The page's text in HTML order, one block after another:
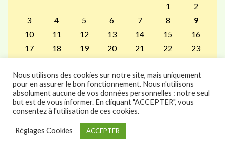
1
2
3
4 5 6 7 8
9
10
11 12 13 14 15
16
17
18 19 20 21 22
23
31
« Juil
Nous utilisons des cookies sur notre site, mais uniquement
pour en assurer le bon fonctionnement. Nous n'utilisons
absolument aucune de vos données personnelles : notre seul
but est de vous informer. En cliquant "ACCEPTER", vous
consentez à l'utilisation de ces cookies.
Réglages Cookies ACCEPTER